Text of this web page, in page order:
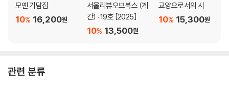
모옌 기담집
16,200원
10%
서울리뷰오브북스 (계
간) : 19호 [2025]
13,500원
10%
교양으로서의 시
15,300원
10%
관련 분류